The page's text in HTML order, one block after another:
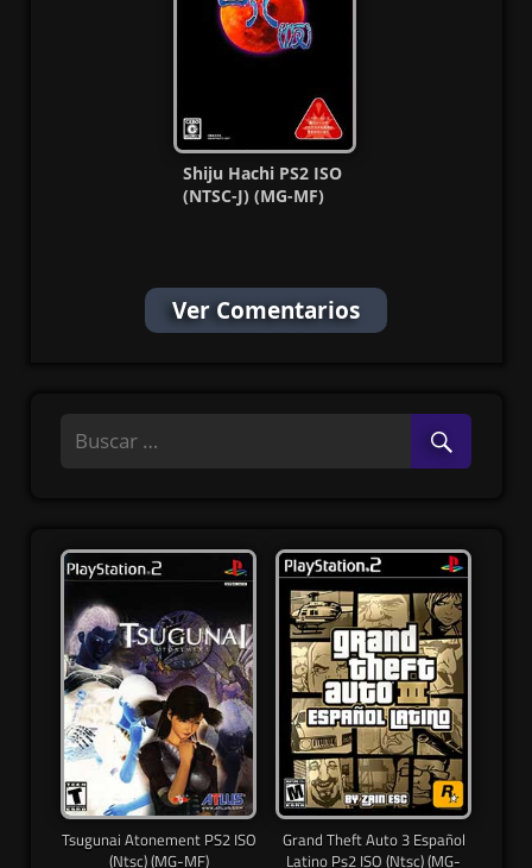
Shiju Hachi PS2 ISO
(NTSC-J) (MG-MF)
Ver Comentarios
Tsugunai Atonement PS2 ISO
(Ntsc) (MG-MF)
Grand Theft Auto 3 Español
Latino Ps2 ISO (Ntsc) (MG-